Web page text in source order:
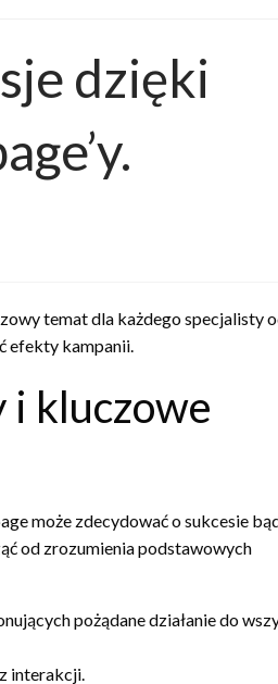
dzięki
temat dla każdego specjalisty
efekty kampanii.
i kluczowe
może zdecydować o sukcesie
od zrozumienia podstawowych
pożądane działanie do
interakcji.